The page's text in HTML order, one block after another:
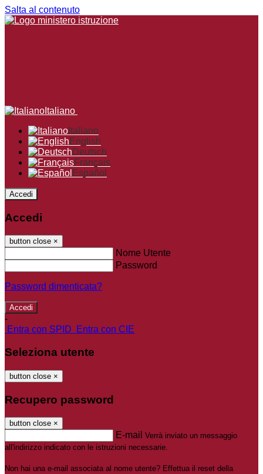
Salta al contenuto
Italiano
Italiano
English
Deutsch
Français
Español
Accedi
Accedi
button close ×
Nome Utente
Password
Password dimenticata?
-
Entra con SPID
Entra con CIE
Seleziona utente
button close ×
Recupero password
button close ×
E-mail Verrà inviato un messaggio
all'indirizzo indicato con le istruzioni necessarie.
Non hai una e-mail associata al nome utente? Effettua il reset della